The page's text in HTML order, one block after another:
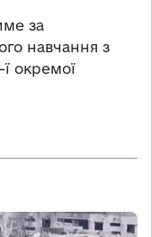
за
навчання з
окремої